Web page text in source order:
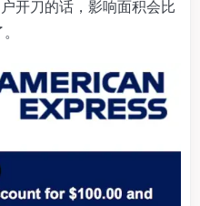
开刀的话，影响面积会比